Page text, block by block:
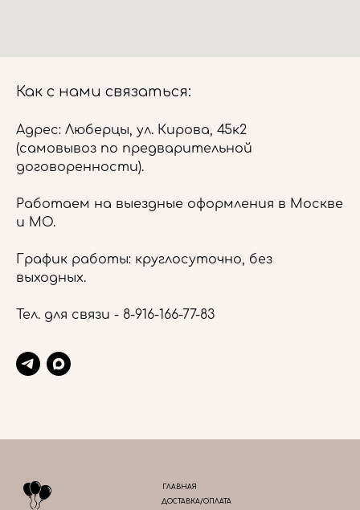
Как с нами связаться:
Адрес: Люберцы, ул. Кирова, 45к2
(самовывоз по предварительной
договоренности).
Работаем на выездные оформления в Москве
и МО.
График работы: круглосуточно, без
выходных.
Тел. для связи - 8-916-166-77-83
ГЛАВНАЯ
ДОСТАВКА/ОПЛАТА